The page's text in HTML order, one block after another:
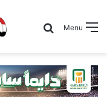
Menu
for